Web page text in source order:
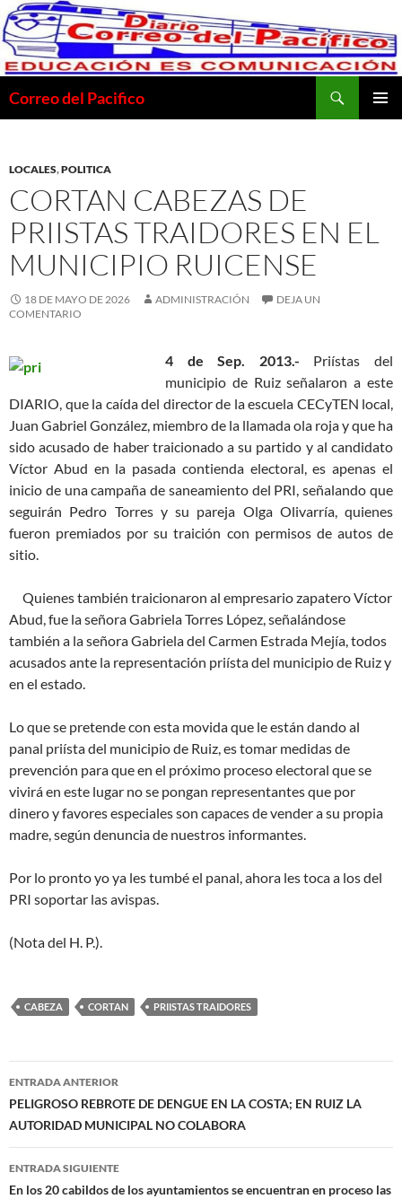
Saltar
al
contenido
Correo del Pacifico
LOCALES,POLITICA
CORTAN CABEZAS DE
PRIISTAS TRAIDORES EN EL
MUNICIPIO RUICENSE
18 DE MAYO DE 2026 ADMINISTRACIÓN
DEJA UN
COMENTARIO
4 de Sep. 2013.- Priístas del
municipio de Ruiz señalaron a este
DIARIO, que la caída del director de la escuela CECyTEN local,
Juan Gabriel González, miembro de la llamada ola roja y que ha
sido acusado de haber traicionado a su partido y al candidato
Víctor Abud en la pasada contienda electoral, es apenas el
inicio de una campaña de saneamiento del PRI, señalando que
seguirán Pedro Torres y su pareja Olga Olivarría, quienes
fueron premiados por su traición con permisos de autos de
sitio.
Quienes también traicionaron al empresario zapatero Víctor
Abud, fue la señora Gabriela Torres López, señalándose
también a la señora Gabriela del Carmen Estrada Mejía, todos
acusados ante la representación priísta del municipio de Ruiz y
en el estado.
Lo que se pretende con esta movida que le están dando al
panal priísta del municipio de Ruiz, es tomar medidas de
prevención para que en el próximo proceso electoral que se
vivirá en este lugar no se pongan representantes que por
dinero y favores especiales son capaces de vender a su propia
madre, según denuncia de nuestros informantes.
Por lo pronto yo ya les tumbé el panal, ahora les toca a los del
PRI soportar las avispas.
(Nota del H. P.).
CABEZA CORTAN PRIISTAS TRAIDORES
Navegación
de
entradas
ENTRADA ANTERIOR
PELIGROSO REBROTE DE DENGUE EN LA COSTA; EN RUIZ LA
AUTORIDAD MUNICIPAL NO COLABORA
ENTRADA SIGUIENTE
En los 20 cabildos de los ayuntamientos se encuentran en proceso las